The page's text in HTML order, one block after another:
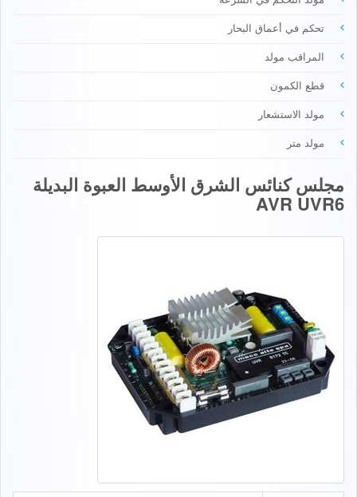
تحكم في أعماق البحار
المراقب مولد
قطع الكمون
مولد الاستشعار
مولد متر
مجلس كنائس الشرق الأوسط العبوة البديلة
AVR UVR6